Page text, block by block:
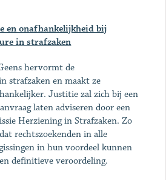
en onafhankelijkheid bij
in strafzaken
hervormt de
strafzaken en maakt ze
Justitie zal zich bij een
laten adviseren door een
Herziening in Strafzaken. Zo
rechtszoekenden in alle
in hun voordeel kunnen
definitieve veroordeling.